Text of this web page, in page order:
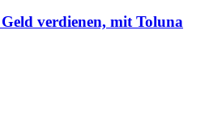
verdienen, mit Toluna